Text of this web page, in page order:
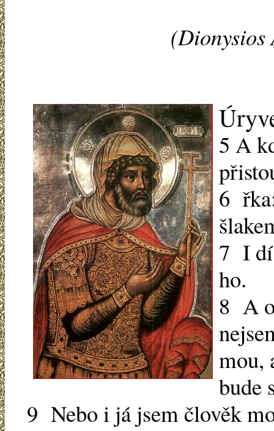
(Dionysios
5 A
6
7 I dí
ho.
8 A
mou,
bude
9 Nebo i já jsem člověk